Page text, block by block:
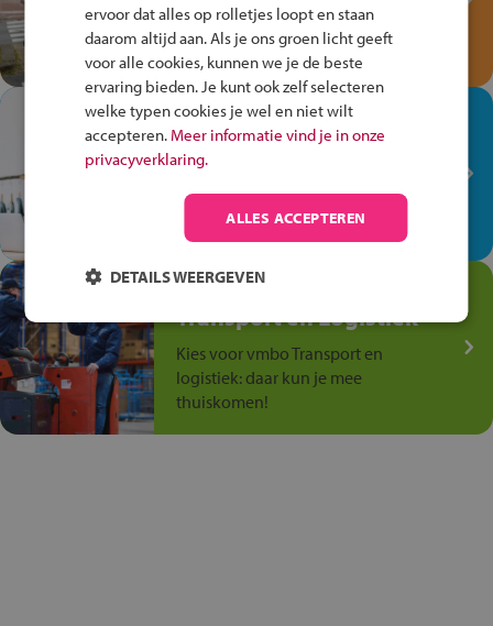
Speel het Fiets Veilig Verkeersspel
en win een Cortina-fiets!
In de winkel ben je op je
plek!
op de winkelvloer, waar elke dag
anders is!
Jouw talent in de
Transport en Logistiek
Kies voor vmbo Transport en
logistiek: daar kun je mee
thuiskomen!
ervoor dat alles op rolletjes loopt en staan
daarom altijd aan. Als je ons groen licht geeft
voor alle cookies, kunnen we je de beste
ervaring bieden. Je kunt ook zelf selecteren
welke typen cookies je wel en niet wilt
accepteren. Meer informatie vind je in onze
privacyverklaring.
ALLES ACCEPTEREN
DETAILS WEERGEVEN